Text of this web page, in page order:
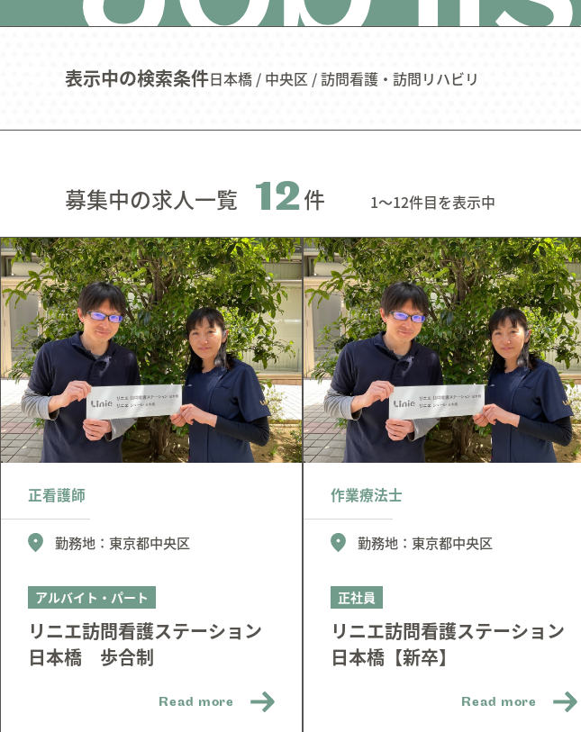
CONTENTS 04.
07.
Faq
よくあるご質問
表示中の検索条件日本橋 中央区 訪問看護・訪問リハビリ
募集中の求人一覧 12件 1〜12件目を表示中
正看護師
勤務地： 東京都中央区
アルバイト・パート
リニエ訪問看護ステーション
日本橋 歩合制
Read more
作業療法士
勤務地： 東京都中央区
正社員
リニエ訪問看護ステーション
日本橋【新卒】
Read more